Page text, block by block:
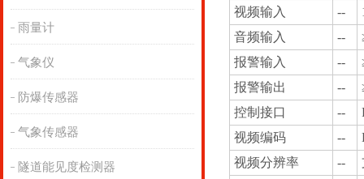
雨量计
气象仪
防爆传感器
气象传感器
隧道能见度检测器
视频输入 --
音频输入
--
报警输入
--
报警输出
--
控制接口
--
视频编码
--
视频分辨率
--